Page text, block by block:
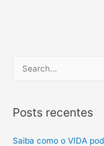
q
u
Posts recentes
Saiba como o VIDA